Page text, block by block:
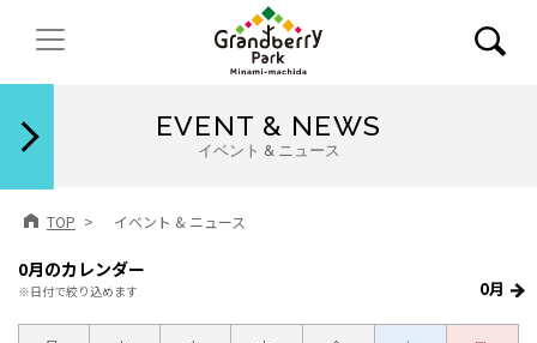
EVENT & NEWS
イベント & ニュース
TOP イベント & ニュース
0月のカレンダー
※日付で絞り込めます 0月
閉じる